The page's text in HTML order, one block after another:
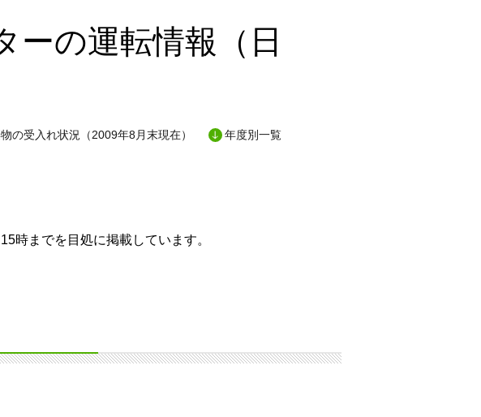
ーの運転情報（日
の受入れ状況（2009年8月末現在）
年度別一覧
時までを目処に掲載しています。